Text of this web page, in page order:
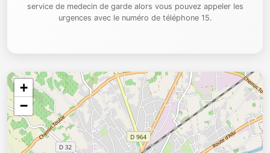
service de medecin de garde alors vous pouvez appeler les
urgences avec le numéro de téléphone 15.
+
−